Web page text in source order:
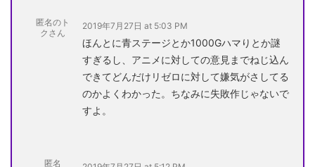
匿名のト
クさん
2019年7月27日 at 5:03 PM
ほんとに青ステージとか1000Gハマりとか謎
すぎるし、アニメに対しての意見までねじ込ん
できてどんだけリゼロに対して嫌気がさしてる
のかよくわかった。ちなみに失敗作じゃないで
すよ。
匿名